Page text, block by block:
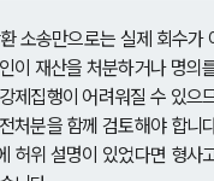
소송만으로는 실제 회수가
이 재산을 처분하거나 명의
제집행이 어려워질 수 있으
처분을 함께 검토해야 합니
허위 설명이 있었다면 형사